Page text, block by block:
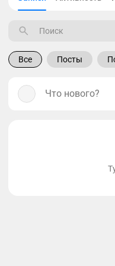
Все Посты
Что нового?